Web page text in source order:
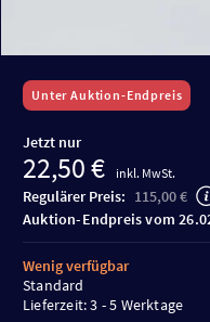
Unter Auktion-Endpreis
Jetzt nur
22,50 € inkl. MwSt.
Regulärer Preis: 115,00 €
Auktion-Endpreis vom
Wenig verfügbar
Standard
Lieferzeit: 3 - 5 Werktage